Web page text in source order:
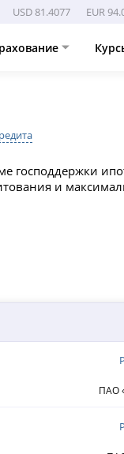
USD 81.4077 EUR
господдержки
и
ПАО